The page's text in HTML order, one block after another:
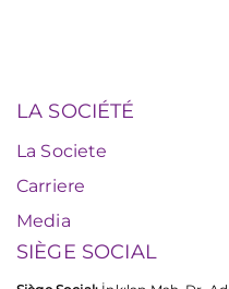
LA SOCIÉTÉ
La Societe
Carriere
Media
SIÈGE SOCIAL